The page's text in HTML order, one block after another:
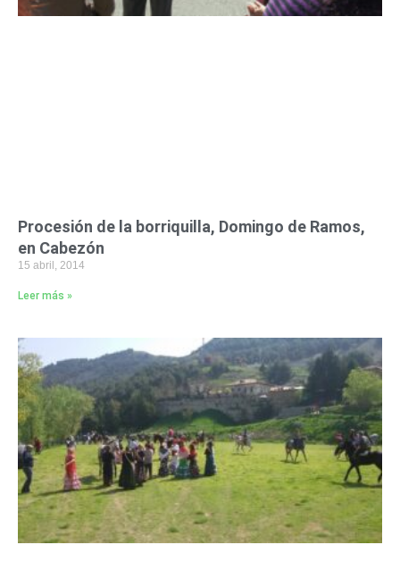
Procesión de la borriquilla, Domingo de Ramos,
en Cabezón
15 abril, 2014
Leer más »